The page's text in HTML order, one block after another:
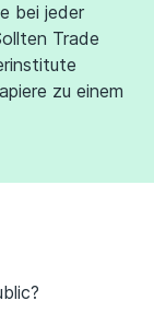
bei jeder
Trade
zu einem